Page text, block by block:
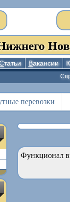
татьи Вакансии
перевозки
Функционал